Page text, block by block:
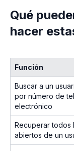
Qué
hacer
Función
Buscar a un
por número de
electrónico
Recuperar todos
abiertos de un